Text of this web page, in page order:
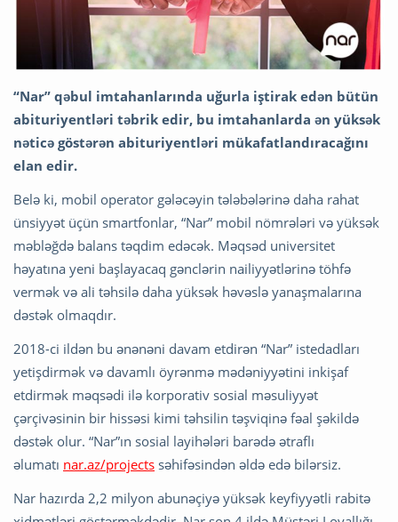
“Nar” qəbul imtahanlarında uğurla iştirak edən bütün
abituriyentləri təbrik edir, bu imtahanlarda ən yüksək
nəticə göstərən abituriyentləri mükafatlandıracağını
elan edir.
Belə ki, mobil operator gələcəyin tələbələrinə daha rahat
ünsiyyət üçün smartfonlar, “Nar” mobil nömrələri və yüksək
məbləğdə balans təqdim edəcək. Məqsəd universitet
həyatına yeni başlayacaq gənclərin nailiyyətlərinə töhfə
vermək və ali təhsilə daha yüksək həvəslə yanaşmalarına
dəstək olmaqdır.
2018-ci ildən bu ənənəni davam etdirən “Nar” istedadları
yetişdirmək və davamlı öyrənmə mədəniyyətini inkişaf
etdirmək məqsədi ilə korporativ sosial məsuliyyət
çərçivəsinin bir hissəsi kimi təhsilin təşviqinə fəal şəkildə
dəstək olur. “Nar”ın sosial layihələri barədə ətraflı
əlumatı nar.az/projects səhifəsindən əldə edə bilərsiz.
Nar hazırda 2,2 milyon abunəçiyə yüksək keyfiyyətli rabitə